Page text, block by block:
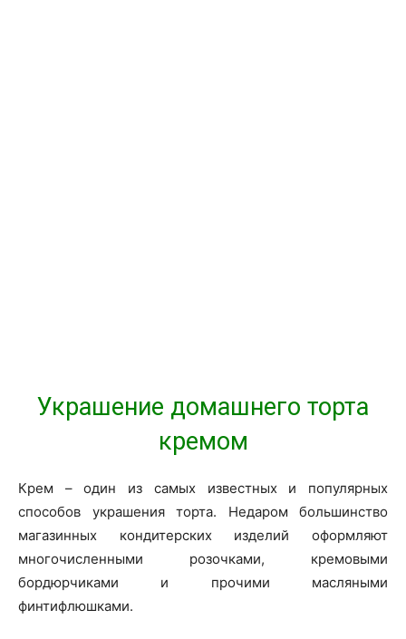
Украшение домашнего торта
кремом
Крем – один из самых известных и популярных
способов украшения торта. Недаром большинство
магазинных кондитерских изделий оформляют
многочисленными розочками, кремовыми
бордюрчиками и прочими масляными
финтифлюшками.